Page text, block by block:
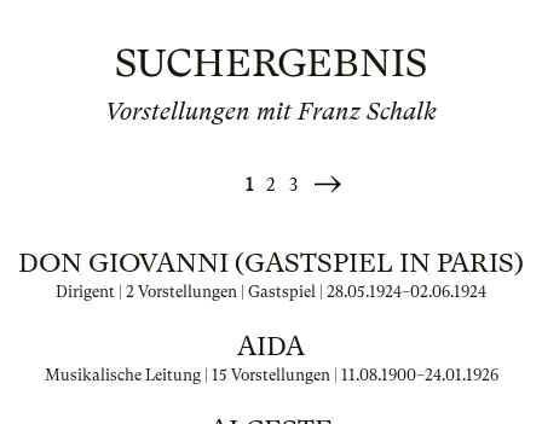
SUCHERGEBNIS
Vorstellungen mit Franz Schalk
1 2 3
Weiter
DON GIOVANNI (GASTSPIEL IN PARIS)
Dirigent | 2 Vorstellungen | Gastspiel | 28.05.1924–02.06.1924
AIDA
Musikalische Leitung | 15 Vorstellungen | 11.08.1900–24.01.1926